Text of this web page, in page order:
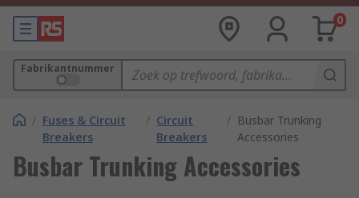
0
Fabrikantnummer
/ Fuses & Circuit
Breakers
/ Circuit
Breakers
/ Busbar Trunking
Accessories
Busbar Trunking Accessories